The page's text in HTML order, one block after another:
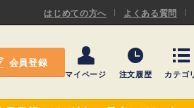
はじめての方へ よくある質問
会員登録
マイページ 注文履歴 カテゴ
ASキネシオロジーテープ
機材・機材消耗品
テーピング